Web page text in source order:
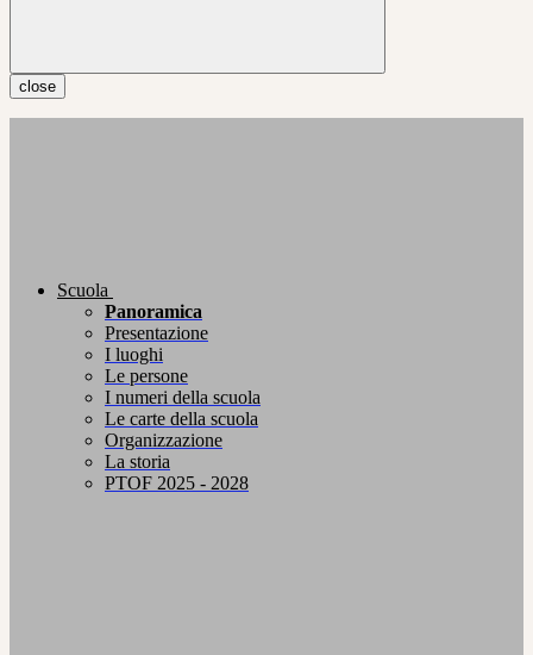
close
Scuola
Panoramica
Presentazione
I luoghi
Le persone
I numeri della scuola
Le carte della scuola
Organizzazione
La storia
PTOF 2025 - 2028